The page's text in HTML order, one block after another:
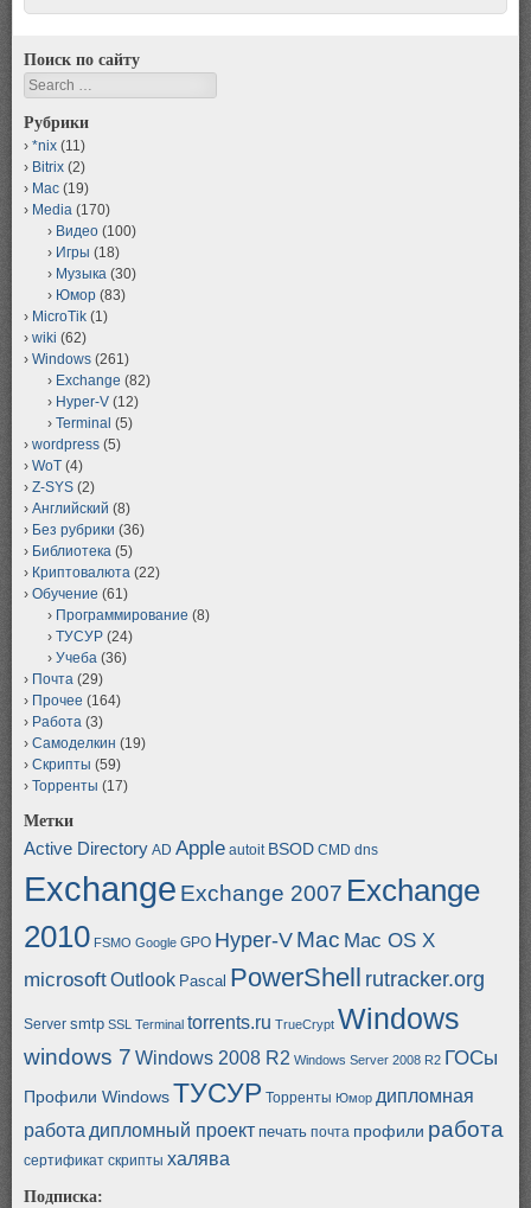
Поиск по сайту
Search
Рубрики
*nix (11)
Bitrix (2)
Mac (19)
Media (170)
Видео (100)
Игры (18)
Музыка (30)
Юмор (83)
MicroTik (1)
wiki (62)
Windows (261)
Exchange (82)
Hyper-V (12)
Terminal (5)
wordpress (5)
WoT (4)
Z-SYS (2)
Английский (8)
Без рубрики (36)
Библиотека (5)
Криптовалюта (22)
Обучение (61)
Программирование (8)
ТУСУР (24)
Учеба (36)
Почта (29)
Прочее (164)
Работа (3)
Самоделкин (19)
Скрипты (59)
Торренты (17)
Метки
Active Directory AD Apple autoit BSOD CMD dns
Exchange Exchange 2007 Exchange
2010 FSMO Google GPO Hyper-V Mac Mac OS X
microsoftOutlook Pascal PowerShell rutracker.org
Server smtp SSL Terminal torrents.ru TrueCrypt Windows
windows 7 Windows 2008 R2 Windows Server 2008 R2 ГОСы
Профили WindowsТУСУР Торренты Юмор дипломная
работа дипломный проект печать почта профили работа
сертификат скрипты халява
Подписка: